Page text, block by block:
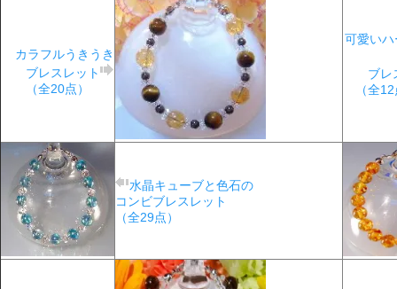
カラフルうきうき
ブレスレット
（全20点）
可愛い
ブレ
（全
水晶キューブと色石の
コンビブレスレット
（全29点）